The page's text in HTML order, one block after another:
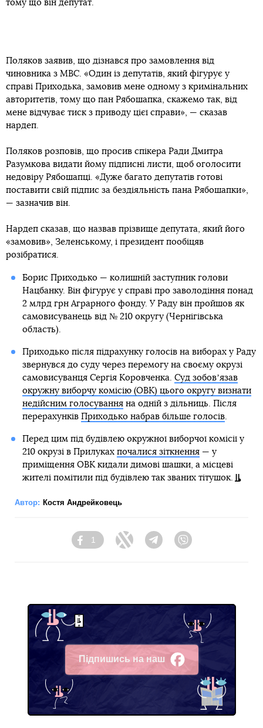
тому що він депутат.
Поляков заявив, що дізнався про замовлення від
чиновника з МВС. «Один із депутатів, який фігурує у
справі Приходька, замовив мене одному з кримінальних
авторитетів, тому що пан Рябошапка, скажемо так, від
мене відчуває тиск з приводу цієї справи», — сказав
нардеп.
Поляков розповів, що просив спікера Ради Дмитра
Разумкова видати йому підписні листи, щоб оголосити
недовіру Рябошапці. «Дуже багато депутатів готові
поставити свій підпис за бездіяльність пана Рябошапки»,
— зазначив він.
Нардеп сказав, що назвав прізвище депутата, який його
«замовив», Зеленському, і президент пообіцяв
розібратися.
Борис Приходько — колишній заступник голови
Нацбанку. Він фігурує у справі про заволодіння понад
2 млрд грн Аграрного фонду. У Раду він пройшов як
самовисуванець від № 210 округу (Чернігівська
область).
Приходько після підрахунку голосів на виборах у Раду
звернувся до суду через перемогу на своєму окрузі
самовисуванця Сергія Коровченка. Суд зобовʼязав
окружну виборчу комісію (ОВК) цього округу визнати
недійсним голосуванняна одній з дільниць. Після
перерахунків Приходько набрав більше голосів.
Перед цим під будівлею окружної виборчої комісії у
210 окрузі в Прилуках почалися зіткнення— у
приміщення ОВК кидали димові шашки, а місцеві
жителі помітили під будівлею так званих тітушок.
Автор: Костя Андрейковець
Facebook
1
Twitter TelegramViber
Підпишись на наш
Facebook